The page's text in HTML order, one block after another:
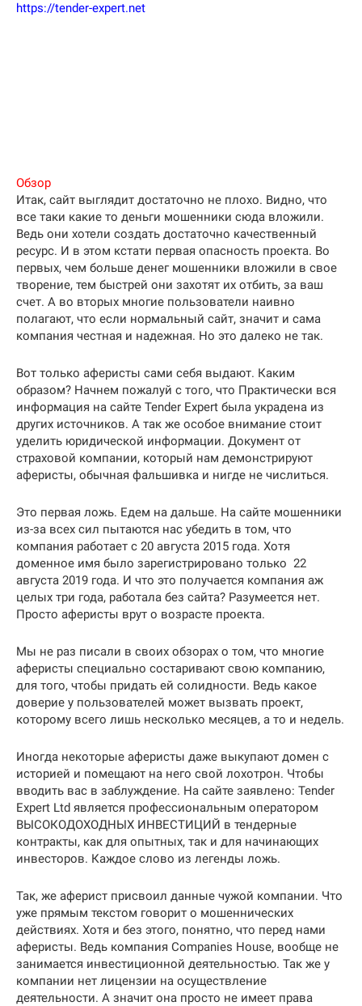
https://tender-expert.net
Обзор
Итак, сайт выглядит достаточно не плохо. Видно, что
все таки какие то деньги мошенники сюда вложили.
Ведь они хотели создать достаточно качественный
ресурс. И в этом кстати первая опасность проекта. Во
первых, чем больше денег мошенники вложили в свое
творение, тем быстрей они захотят их отбить, за ваш
счет. А во вторых многие пользователи наивно
полагают, что если нормальный сайт, значит и сама
компания честная и надежная. Но это далеко не так.
Вот только аферисты сами себя выдают. Каким
образом? Начнем пожалуй с того, что Практически вся
информация на сайте Tender Expert была украдена из
других источников. А так же особое внимание стоит
уделить юридической информации. Документ от
страховой компании, который нам демонстрируют
аферисты, обычная фальшивка и нигде не числиться.
Это первая ложь. Едем на дальше. На сайте мошенники
из-за всех сил пытаются нас убедить в том, что
компания работает с 20 августа 2015 года. Хотя
доменное имя было зарегистрировано только 22
августа 2019 года. И что это получается компания аж
целых три года, работала без сайта? Разумеется нет.
Просто аферисты врут о возрасте проекта.
Мы не раз писали в своих обзорах о том, что многие
аферисты специально состаривают свою компанию,
для того, чтобы придать ей солидности. Ведь какое
доверие у пользователей может вызвать проект,
которому всего лишь несколько месяцев, а то и недель.
Иногда некоторые аферисты даже выкупают домен с
историей и помещают на него свой лохотрон. Чтобы
вводить вас в заблуждение. На сайте заявлено: Tender
Expert Ltd является профессиональным оператором
ВЫСОКОДОХОДНЫХ ИНВЕСТИЦИЙ в тендерные
контракты, как для опытных, так и для начинающих
инвесторов. Каждое слово из легенды ложь.
Так, же аферист присвоил данные чужой компании. Что
уже прямым текстом говорит о мошеннических
действиях. Хотя и без этого, понятно, что перед нами
аферисты. Ведь компания Companies House, вообще не
занимается инвестиционной деятельностью. Так же у
компании нет лицензии на осуществление
деятельности. А значит она просто не имеет права